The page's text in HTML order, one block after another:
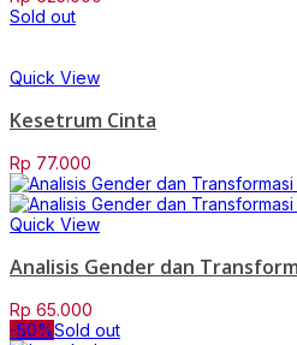
Sold out
Quick View
Kesetrum Cinta
Rp 77.000
Quick View
Analisis Gender dan
Rp 65.000
-50%Sold out